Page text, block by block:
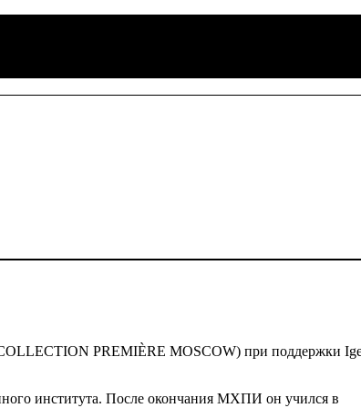
PREMIÈRE MOSCOW) при поддержки
института. После окончания МХПИ он учился в